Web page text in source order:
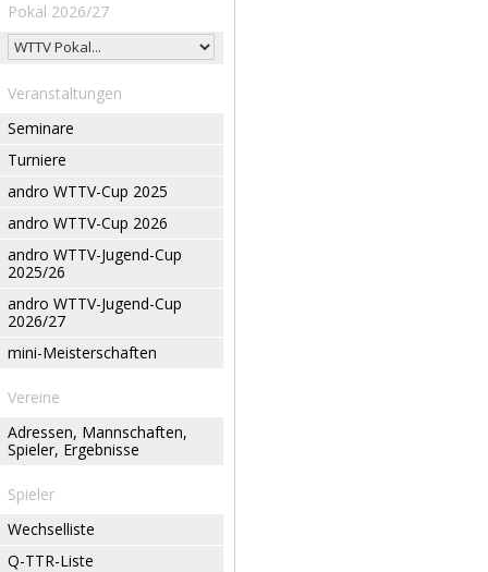
Pokal 2026/27
Veranstaltungen
Seminare
Turniere
andro WTTV-Cup 2025
andro WTTV-Cup 2026
andro WTTV-Jugend-Cup
2025/26
andro WTTV-Jugend-Cup
2026/27
mini-Meisterschaften
Vereine
Adressen, Mannschaften,
Spieler, Ergebnisse
Spieler
Wechselliste
Q-TTR-Liste